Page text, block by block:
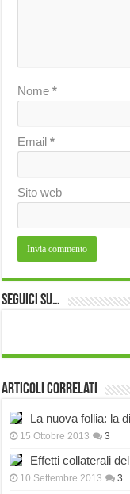
Nome*
Email*
Sito web
Seguici su…
Articoli correlati
La nuova follia: la
15 Ottobre 2013 3
Effetti collaterali
10 Settembre 2013 3